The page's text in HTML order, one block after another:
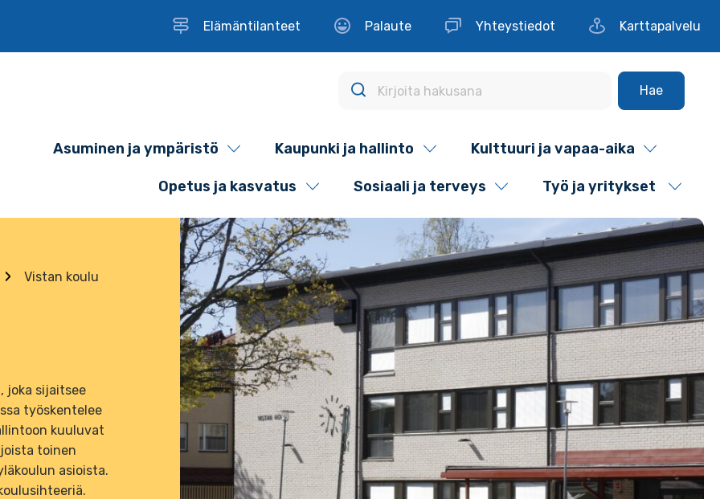
Elämäntilanteet Palaute Yhteystiedot Karttapalvelu
Hae
Asuminen ja ympäristö Kaupunki ja hallinto Kulttuuri ja vapaa-aika
Opetus ja kasvatus Sosiaali ja terveys Työ ja yritykset
Vistan koulu
joka sijaitsee
työskentelee
kuuluvat
toinen
asioista.